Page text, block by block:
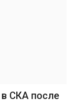
СКА после